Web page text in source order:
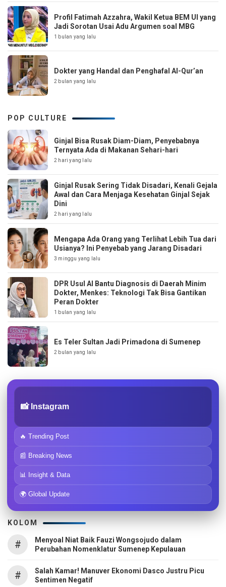
Profil Fatimah Azzahra, Wakil Ketua BEM UI yang
Jadi Sorotan Usai Adu Argumen soal MBG
1 bulan yang lalu
Dokter yang Handal dan Penghafal Al-Qur’an
2 bulan yang lalu
POP CULTURE
Ginjal Bisa Rusak Diam-Diam, Penyebabnya
Ternyata Ada di Makanan Sehari-hari
2 hari yang lalu
Ginjal Rusak Sering Tidak Disadari, Kenali Gejala
Awal dan Cara Menjaga Kesehatan Ginjal Sejak
Dini
2 hari yang lalu
Mengapa Ada Orang yang Terlihat Lebih Tua dari
Usianya? Ini Penyebab yang Jarang Disadari
3 minggu yang lalu
DPR Usul AI Bantu Diagnosis di Daerah Minim
Dokter, Menkes: Teknologi Tak Bisa Gantikan
Peran Dokter
1 bulan yang lalu
Es Teler Sultan Jadi Primadona di Sumenep
2 bulan yang lalu
📸 Instagram
🔥 Trending Post
📰 Breaking News
📊 Insight & Data
🌍 Global Update
KOLOM
#
Menyoal Niat Baik Fauzi Wongsojudo dalam
Perubahan Nomenklatur Sumenep Kepulauan
#
Salah Kamar! Manuver Ekonomi Dasco Justru Picu
Sentimen Negatif